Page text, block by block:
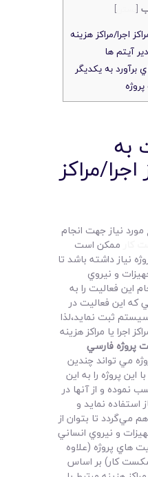
[بستن ]
اجرا/مراکز هزينه
آيتم ها
به يکديگر
به
مراکز
مورد نياز جهت انجام
ممکن است
نياز داشته باشد تا
و نيروي
اين فعاليت را به
که اين فعاليت در
ثبت نمايد،لذا
اجرا يا مراکز هزينه
پروژه فارسي
مي تواند چندين
اين پروژه را به اين
نموده و از آنها در
استفاده نمايد و
مي‌گردد تا بتوان از
و نيروي انساني
هاي پروژه (علاوه
کار) بر اساس